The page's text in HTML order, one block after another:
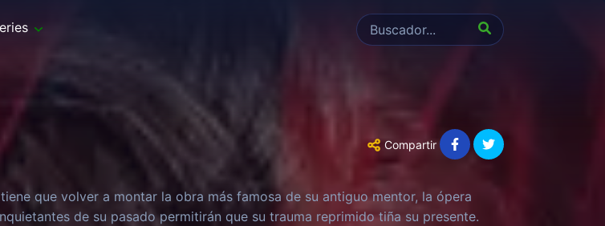
Compartir
que volver a montar la obra más famosa de su antiguo mentor, la ópera
de su pasado permitirán que su trauma reprimido tiña su presente.